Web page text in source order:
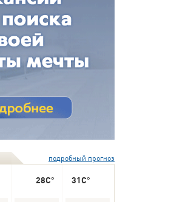
подробный прогноз
28C° 31C°